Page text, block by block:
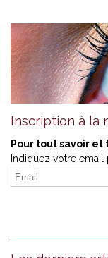
Inscription à la
Pour tout savoir
Indiquez votre